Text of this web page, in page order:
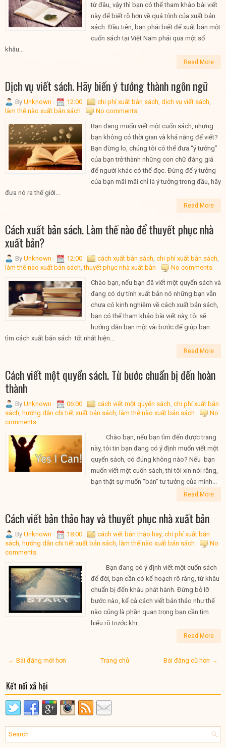
từ đâu, vậy thì bạn có thể tham khảo bài viết
này để biết rõ hơn về quá trình của xuất bản
sách. Đầu tiên, bạn phải biết để xuất bản một
cuốn sách tại Việt Nam phải qua một số
khâu...
Read More
Dịch vụ viết sách. Hãy biến ý tưởng thành ngôn ngữ
By Unknown 12:00 chi phí xuất bản sách dịch vụ viết sách
làm thế nào xuất bản sách
No comments
Bạn đang muốn viết một cuốn sách, nhưng
bạn không có thời gian và khả năng để viết?
Bạn đừng lo, chúng tôi có thể đưa “ý tưởng”
của bạn trở thành những con chữ đáng giá
để người khác có thể đọc. Đừng để ý tưởng
của bạn mãi mãi chỉ là ý tưởng trong đầu, hãy
đưa nó ra thế giới...
Read More
Cách xuất bản sách. Làm thế nào để thuyết phục nhà
xuất bản?
By Unknown 12:00 cách xuất bản sách chi phí xuất bản sách
làm thế nào xuất bản sách ,thuyết phục nhà xuất bản
No comments
Chào bạn, nếu bạn đã viết một quyển sách và
đang có dự tính xuất bản nó những bạn vẫn
chưa có kinh nghiệm về cách xuất bản sách,
bạn có thể tham khảo bài viết này, tôi sẽ
hướng dẫn bạn một vài bước để giúp bạn
tìm cách xuất bản sách tốt nhất hiện...
Read More
Cách viết một quyển sách. Từ bước chuẩn bị đến hoàn
thành
By Unknown 06:00 cách viết một quyển sách chi phí xuất bản
sách hướng dẫn chi tiết xuất bản sách làm thế nào xuất bản sách
No
comments
Chào bạn, nếu bạn tìm đến được trang
này, tôi tin bạn đang có ý định muốn viết một
quyển sách, có đúng không nào? Nếu bạn
muốn viết một cuốn sách, thì tôi xin nói rằng,
bạn thật sự muốn "bán" tư tưởng của mình...
Read More
Cách viết bản thảo hay và thuyết phục nhà xuất bản
By Unknown 18:00 cách viết bản thảo hay, chi phí xuất bản
sách hướng dẫn chi tiết xuất bản sách làm thế nào xuất bản sách
No
comments
Bạn đang có ý định viết một cuốn sách
để đời, bạn cần có kế hoạch rõ ràng, từ khâu
chuẩn bị đến khâu phát hành. Đừng bỏ lỡ
bước nào, kể cả cách viết bản thảo như thế
nào cũng là phần quan trọng bạn cần tìm
hiểu rõ trước khi...
Read More
← Bài đăng mới hơn Bài đăng cũ hơn →
Trang chủ
Kết nối xã hội